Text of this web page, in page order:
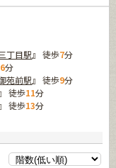
丁目駅』 徒歩7分
6分
苑前駅』 徒歩9分
』 徒歩11分
』 徒歩13分